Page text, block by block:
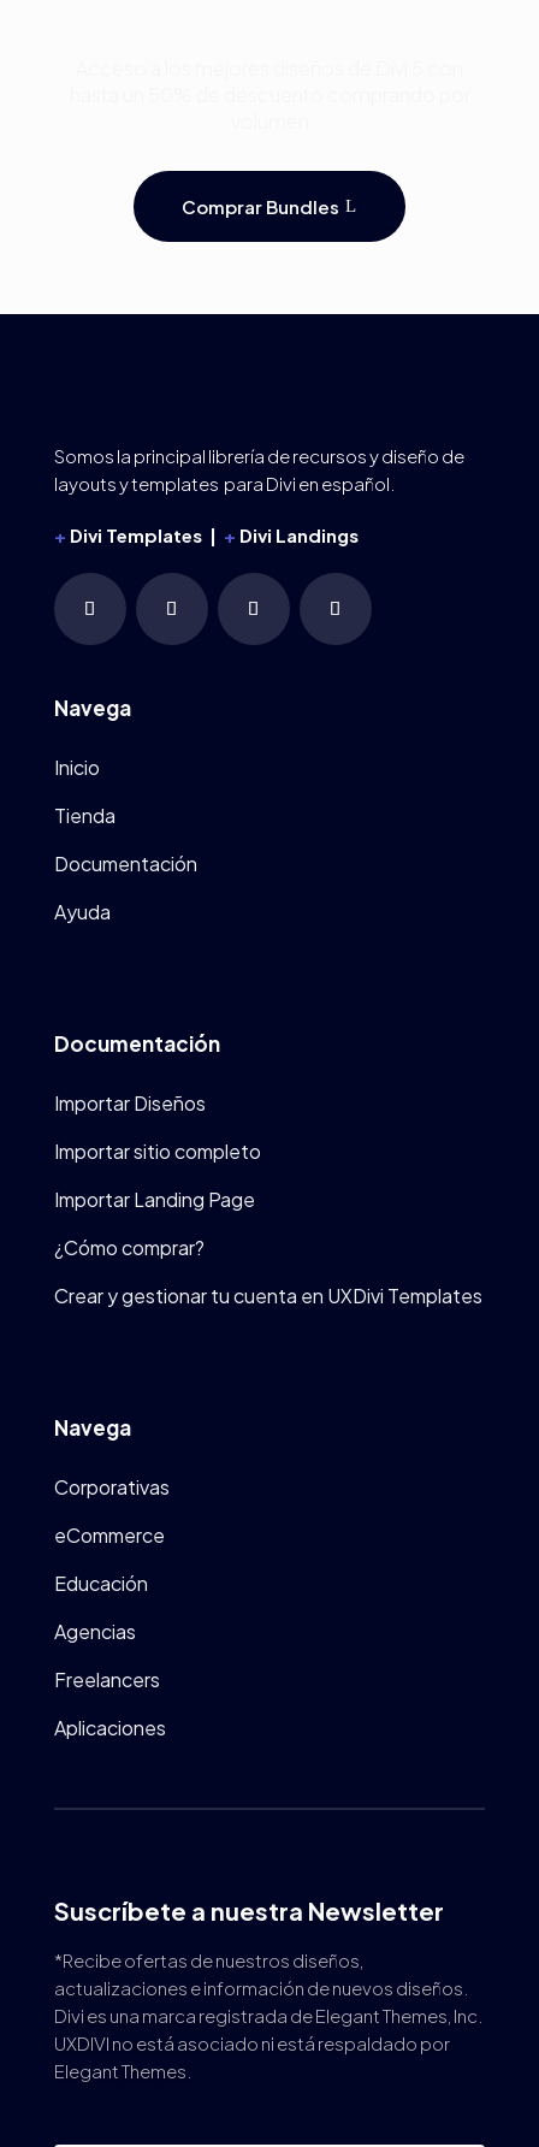
Comprar Bundles
Somos la principal librería de recursos y diseño de
layouts y templates para Divi en español.
+ Divi Templates | + Divi Landings
Navega
Inicio
Tienda
Documentación
Ayuda
Documentación
Importar Diseños
Importar sitio completo
Importar Landing Page
¿Cómo comprar?
Crear y gestionar tu cuenta en UXDivi Templates
Navega
Corporativas
eCommerce
Educación
Agencias
Freelancers
Aplicaciones
Suscríbete a nuestra Newsletter
*Recibe ofertas de nuestros diseños,
actualizaciones e información de nuevos diseños.
Divi es una marca registrada de Elegant Themes, Inc.
UXDIVI no está asociado ni está respaldado por
Elegant Themes.